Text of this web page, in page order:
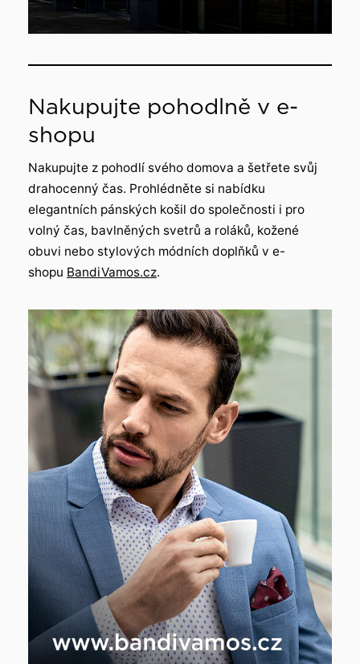
Nakupujte pohodlně v e-
shopu
Nakupujte z pohodlí svého domova a šetřete svůj
drahocenný čas. Prohlédněte si nabídku
elegantních pánských košil do společnosti i pro
volný čas, bavlněných svetrů a roláků, kožené
obuvi nebo stylových módních doplňků v e-
shopu BandiVamos.cz.